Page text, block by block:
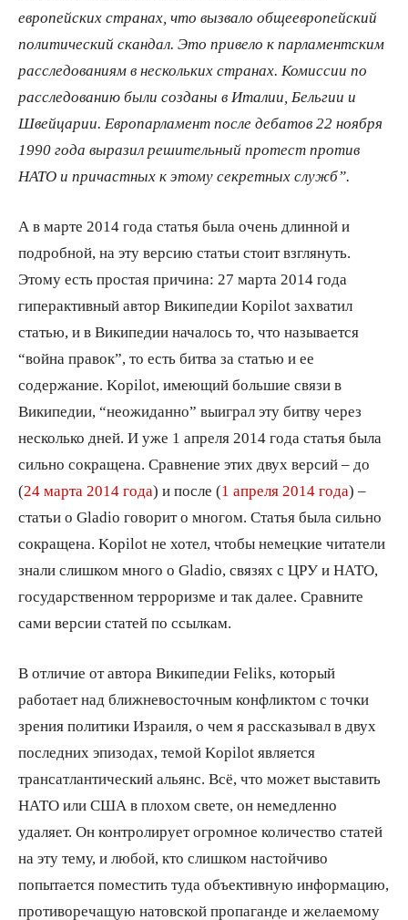
европейских странах, что вызвало общеевропейский
политический скандал. Это привело к парламентским
расследованиям в нескольких странах. Комиссии по
расследованию были созданы в Италии, Бельгии и
Швейцарии. Европарламент после дебатов 22 ноября
1990 года выразил решительный протест против
НАТО и причастных к этому секретных служб”.
А в марте 2014 года статья была очень длинной и
подробной, на эту версию статьи стоит взглянуть.
Этому есть простая причина: 27 марта 2014 года
гиперактивный автор Википедии Kopilot захватил
статью, и в Википедии началось то, что называется
“война правок”, то есть битва за статью и ее
содержание. Kopilot, имеющий большие связи в
Википедии, “неожиданно” выиграл эту битву через
несколько дней. И уже 1 апреля 2014 года статья была
сильно сокращена. Сравнение этих двух версий – до
(24 марта 2014 года) и после (1 апреля 2014 года) –
статьи о Gladio говорит о многом. Статья была сильно
сокращена. Kopilot не хотел, чтобы немецкие читатели
знали слишком много о Gladio, связях с ЦРУ и НАТО,
государственном терроризме и так далее. Сравните
сами версии статей по ссылкам.
В отличие от автора Википедии Feliks, который
работает над ближневосточным конфликтом с точки
зрения политики Израиля, о чем я рассказывал в двух
последних эпизодах, темой Kopilot является
трансатлантический альянс. Всё, что может выставить
НАТО или США в плохом свете, он немедленно
удаляет. Он контролирует огромное количество статей
на эту тему, и любой, кто слишком настойчиво
попытается поместить туда объективную информацию,
противоречащую натовской пропаганде и желаемому